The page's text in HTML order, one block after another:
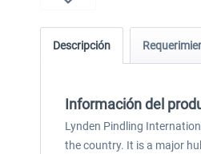
Descripción
Información del
Lynden Pindling
the country. It is a major